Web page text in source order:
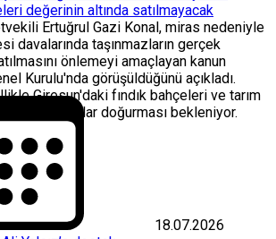
değerinin altında satılmayacak
Ertuğrul Gazi Konal, miras nedeniyle
davalarında taşınmazların gerçek
önlemeyi amaçlayan kanun
Kurulu'nda görüşüldüğünü açıkladı.
Giresun'daki fındık bahçeleri ve tarım
sonuçlar doğurması bekleniyor.
18.07.2026